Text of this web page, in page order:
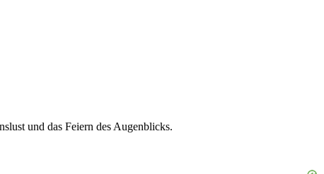
und das Feiern des Augenblicks.